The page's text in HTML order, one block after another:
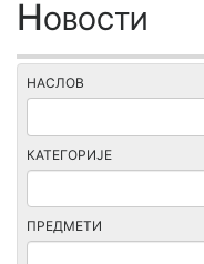
Новости
НАСЛОВ
КАТЕГОРИЈЕ
ПРЕДМЕТИ